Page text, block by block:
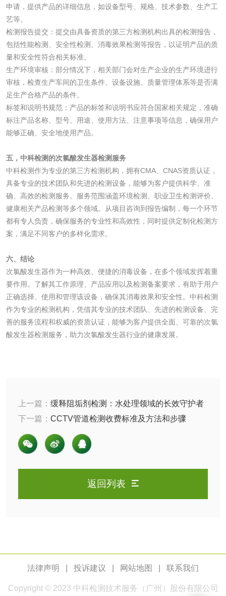
申请，提供产品的详细信息，如设备型号、规格、技术参数、生产工
艺等。
检测报告提交：提交由具备资质的第三方检测机构出具的检测报告，
包括性能检测、安全性检测、消毒效果检测等报告，以证明产品的质
量和安全性符合相关标准。
生产环境审核：部分情况下，相关部门会对生产企业的生产环境进行
审核，检查生产车间的卫生条件、设备设施、质量管理体系等是否满
足生产合格产品的条件。
标签和说明书规范：产品的标签和说明书应符合国家相关规定，准确
标注产品名称、型号、用途、使用方法、注意事项等信息，确保用户
能够正确、安全地使用产品。
五，中科检测的次氯酸发生器检测服务
中科检测作为专业的第三方检测机构，拥有CMA、CNAS资质认证，
具备专业的技术团队和先进的检测设备，能够为客户提供科学、准
确、高效的检测服务。服务范围涵盖环境检测、职业卫生检测评价、
健康相关产品检测等多个领域。从项目咨询到报告编制，每一个环节
都有专人负责，确保服务的专业性和高效性，同时提供定制化检测方
案，满足不同客户的多样化需求。
六、结论
次氯酸发生器作为一种高效、便捷的消毒设备，在多个领域发挥着重
要作用。了解其工作原理、产品应用以及检测备案要求，有助于用户
正确选择、使用和管理该设备，确保其消毒效果和安全性。中科检测
作为专业的检测机构，凭借其专业的技术团队、先进的检测设备、完
善的服务流程和权威的资质认证，能够为客户提供全面、可靠的次氯
酸发生器检测服务，助力次氯酸发生器行业的健康发展。
上一篇： 缓释阻垢剂检测：水处理领域的长效守护者
下一篇： CCTV管道检测收费标准及方法和步骤
返回列表
法律声明 投诉建议 网站地图 联系我们
Copyright © 2023 中科检测 技术服务（广州）股份有限公司
生物柴油检测 生物质燃料检测
防冻液检测 润滑油运动粘度检
齿轮油检测
食品接触
食品包装材料检测 餐具检测
食品包装用阻隔塑
料袋检测
食品包装用纸铝塑
复合膜、袋检测
食品蒸煮复合膜、
学生用品检测 文具检测
涂改液/修正液检测 学生书包/书袋检测
卫生用品
理检测
一次性使用卫生用
玩具检测 除臭剂检测